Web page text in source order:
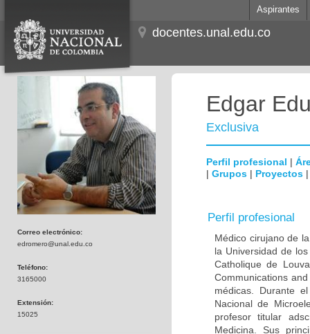
Aspirantes
docentes.unal.edu.co
Correo electrónico:
edromero@unal.edu.co
Teléfono:
3165000
Extensión:
15025
Edgar
Exclusiva
Perfil profesional |
| Grupos | Proyectos
Perfil profesional
Médico cirujano de
la Universidad de
Catholique de
Communications
médicas. Durante
Nacional de
profesor titular
Medicina. Sus